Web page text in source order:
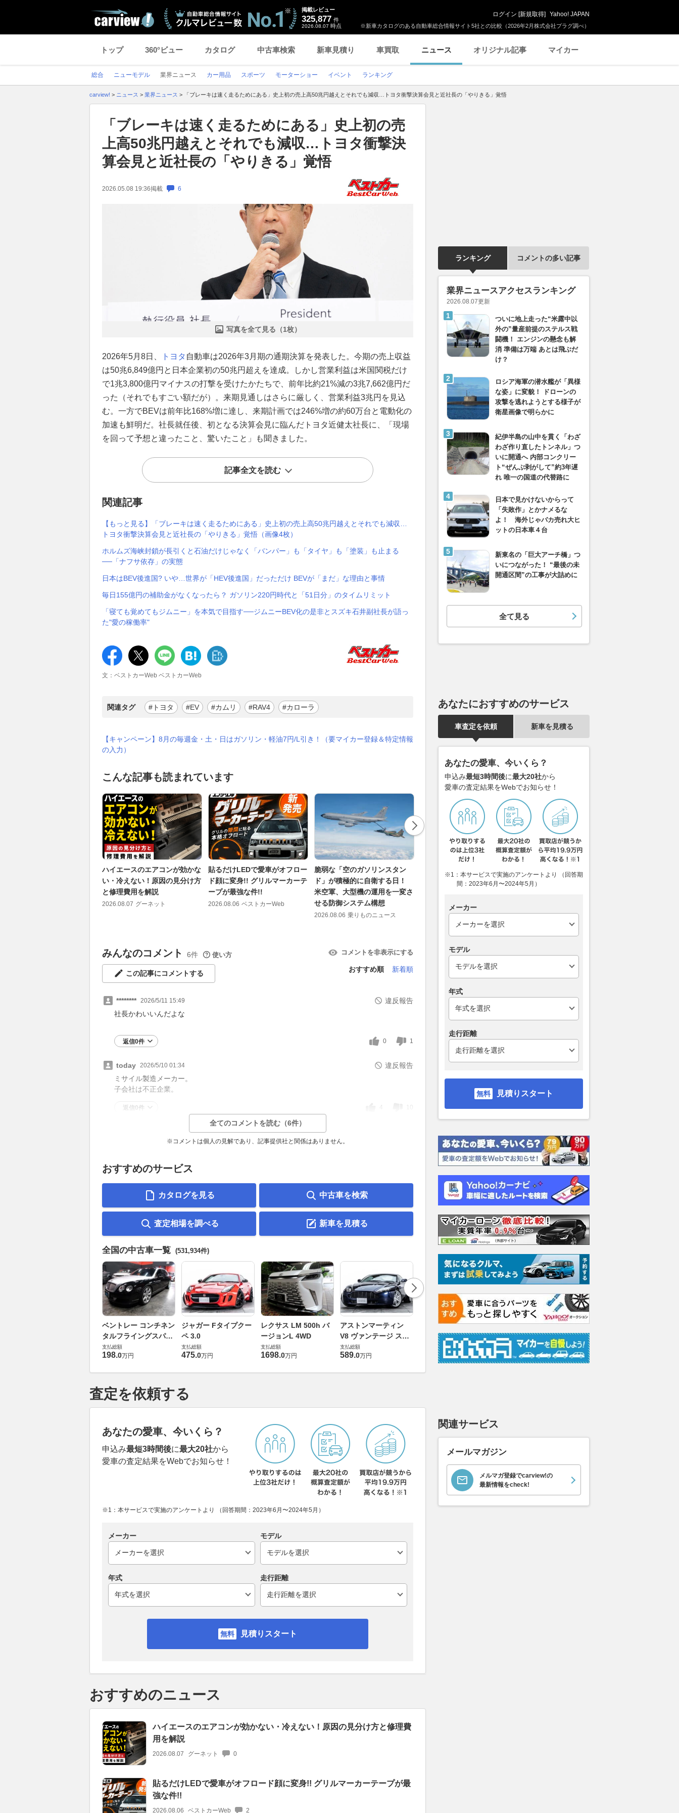
※新車カタログのある自動車総合情報サイト5社との比較（2026年2月株式会社プラグ調べ）
掲載レビュー
325,877 件
2026.08.07 時点
ログイン [新規取得] Yahoo! JAPAN
トップ 360°ビュー カタログ 中古車検索 新車見積り 車買取 ニュース オリジナル記事 マイカー
総合 ニューモデル 業界ニュース カー用品 スポーツ モーターショー イベント ランキング
carview! > ニュース > 業界ニュース > 「ブレーキは速く走るためにある」史上初の売上高50兆円越えとそれでも減収…トヨタ衝撃決算会見と近社長の「やりきる」覚悟
「ブレーキは速く走るためにある」史上初の売
上高50兆円越えとそれでも減収…トヨタ衝撃決
算会見と近社長の「やりきる」覚悟
2026.05.08 19:36掲載 6
写真を全て見る（1枚）
2026年5月8日、 トヨタ 自動車は2026年3月期の通期決算を発表した。今期の売上収益
は50兆6,849億円と日本企業初の50兆円超えを達成。しかし営業利益は米国関税だけ
で1兆3,800億円マイナスの打撃を受けたかたちで、前年比約21%減の3兆7,662億円だ
った（それでもすごい額だが）。来期見通しはさらに厳しく、営業利益3兆円を見込
む。一方でBEVは前年比168%増に達し、来期計画では246%増の約60万台と電動化の
加速も鮮明だ。社長就任後、初となる決算会見に臨んだトヨタ近健太社長に、「現場
を回って予想と違ったこと、驚いたこと」も聞きました。
記事全文を読む
関連記事
【もっと見る】「ブレーキは速く走るためにある」史上初の売上高50兆円越えとそれでも減収…
トヨタ衝撃決算会見と近社長の「やりきる」覚悟（画像4枚）
ホルムズ海峡封鎖が長引くと石油だけじゃなく「バンパー」も「タイヤ」も「塗装」も止まる
──「ナフサ依存」の実態
日本はBEV後進国? いや…世界が「HEV後進国」だっただけ BEVが「まだ」な理由と事情
毎日155億円の補助金がなくなったら？ ガソリン220円時代と「51日分」のタイムリミット
「寝ても覚めてもジムニー」を本気で目指す──ジムニーBEV化の是非とスズキ石井副社長が語っ
た"愛の稼働率"
文：ベストカーWeb ベストカーWeb
関連タグ #トヨタ #EV #カムリ #RAV4 #カローラ
【キャンペーン】8月の毎週金・土・日はガソリン・軽油7円/L引き！（要マイカー登録＆特定情報
の入力）
こんな記事も読まれています
ハイエースのエアコンが効かな
い・冷えない！原因の見分け方
と修理費用を解説
2026.08.07 グーネット
貼るだけLEDで愛車がオフロー
ド顔に変身!! グリルマーカーテ
ープが最強な件!!
2026.08.06 ベストカーWeb
脆弱な「空のガソリンスタン
ド」が積極的に自衛する日！
米空軍、大型機の運用を一変さ
せる防御システム構想
2026.08.06 乗りものニュース
なってくるね 自分のスタイル
派ギア」3選
2026.08.06 VAGUE
奇跡の１台！ 「コペン GR
2026.08.06 WEB CARTOP
みんなのコメント 6件 使い方 コメントを非表示にする
この記事にコメントする
おすすめ順 新着順
******** 2026/5/11 15:49
違反報告
社長かわいいんだよな
返信0件 0 1
today 2026/5/10 01:34
違反報告
ミサイル製造メーカー。
子会社は不正企業。
返信0件 4 10
全てのコメントを読む（6件）
※コメントは個人の見解であり、記事提供社と関係はありません。
おすすめのサービス
カタログを見る 中古車を検索
査定相場を調べる 新車を見積る
全国の中古車一覧 (531,934件)
ベントレー コンチネン
タルフライングスパー
6.0 4WD
支払総額
198.0万円
ジャガー Fタイプクー
ペ 3.0
支払総額
475.0万円
レクサス LM 500h バ
ージョンL 4WD
支払総額
1698.0万円
アストンマーティン
V8 ヴァンテージ スポ
ーツシフト
支払総額
589.0万円
ロータス エヴォーラ
エヴォーラ
支払総額
0万円
ホンダ NSX 3.0
支払総額
898 0万円
ロールスロイス ゴース
ト ロールスロイス ゴ
ースト(第1世代 / RR4)
支払総額
905
査定を依頼する
あなたの愛車、今いくら？
申込み最短3時間後に最大20社から
愛車の査定結果をWebでお知らせ！
※1：本サービスで実施のアンケートより （回答期間：2023年6月〜2024年5月）
メーカー モデル
年式 走行距離
見積りスタート
おすすめのニュース
ハイエースのエアコンが効かない・冷えない！原因の見分け方と修理費
用を解説
2026.08.07 グーネット 0
貼るだけLEDで愛車がオフロード顔に変身!! グリルマーカーテープが最
強な件!!
2026.08.06 ベストカーWeb 2
ランキング コメントの多い記事
業界ニュースアクセスランキング
2026.08.07更新
ついに地上走った“米露中以
外の”量産前提のステルス戦
闘機！ エンジンの懸念も解
消 準備は万端 あとは飛ぶだ
け？
ロシア海軍の潜水艦が「異様
な姿」に変貌！ ドローンの
攻撃を逃れようとする様子が
衛星画像で明らかに
紀伊半島の山中を貫く「わざ
わざ作り直したトンネル」つ
いに開通へ 内部コンクリー
ト“ぜんぶ剥がして”約3年遅
れ 唯一の国道の代替路に
日本で見かけないからって
「失敗作」とかナメるな
よ！ 海外じゃバカ売れ大ヒ
ットの日本車４台
新東名の「巨大アーチ橋」つ
いにつながった！ “最後の未
開通区間”の工事が大詰めに
全て見る
あなたにおすすめのサービス
車査定を依頼 新車を見積る
あなたの愛車、今いくら？
申込み最短3時間後に最大20社から
愛車の査定結果をWebでお知らせ！
※1：本サービスで実施のアンケートより （回答期
間：2023年6月〜2024年5月）
メーカー
モデル
年式
走行距離
見積りスタート
関連サービス
メールマガジン
メルマガ登録でcarview!の
最新情報をcheck!